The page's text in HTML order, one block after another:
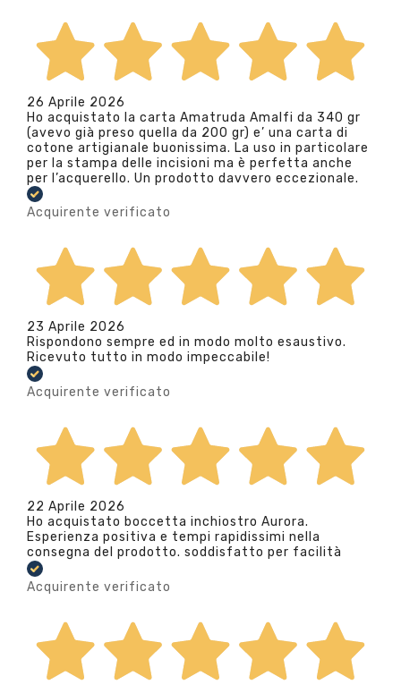
26 Aprile 2026
Ho acquistato la carta Amatruda Amalfi da 340 gr
(avevo già preso quella da 200 gr) e’ una carta di
cotone artigianale buonissima. La uso in particolare
per la stampa delle incisioni ma è perfetta anche
per l’acquerello. Un prodotto davvero eccezionale.
Acquirente verificato
23 Aprile 2026
Rispondono sempre ed in modo molto esaustivo.
Ricevuto tutto in modo impeccabile!
Acquirente verificato
22 Aprile 2026
Ho acquistato boccetta inchiostro Aurora.
Esperienza positiva e tempi rapidissimi nella
consegna del prodotto. soddisfatto per facilità
Acquirente verificato